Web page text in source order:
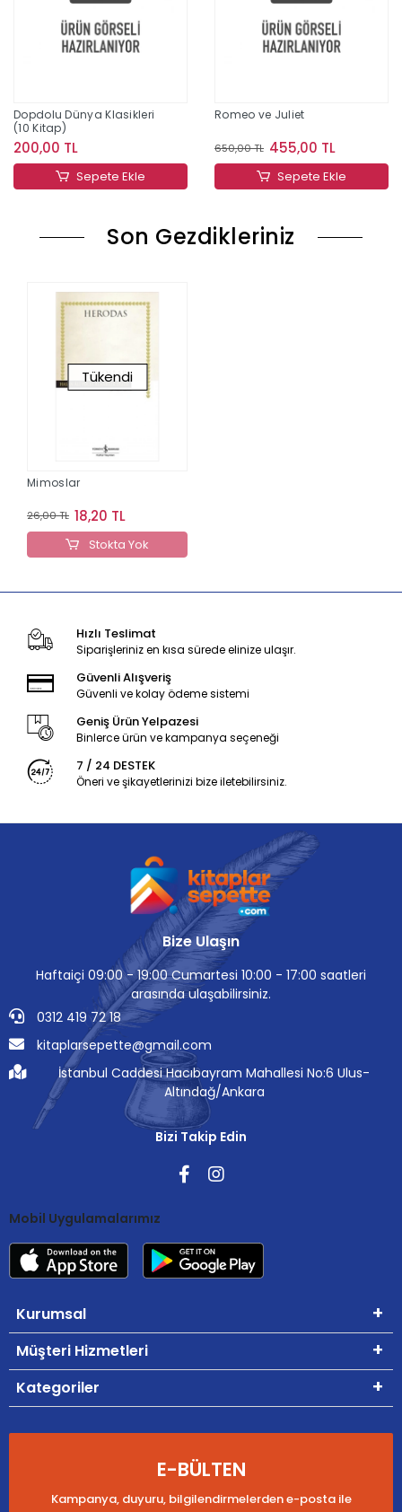
Dopdolu Dünya Klasikleri
(10 Kitap)
200,00 TL
Sepete Ekle
Romeo ve Juliet
650,00 TL 455,00 TL
Sepete Ekle
Son Gezdikleriniz
Tükendi
Mimoslar
26,00 TL 18,20 TL
Stokta Yok
Hızlı Teslimat
Siparişleriniz en kısa sürede elinize ulaşır.
Güvenli Alışveriş
Güvenli ve kolay ödeme sistemi
Geniş Ürün Yelpazesi
Binlerce ürün ve kampanya seçeneği
7 / 24 DESTEK
Öneri ve şikayetlerinizi bize iletebilirsiniz.
Bize Ulaşın
Haftaiçi 09:00 - 19:00 Cumartesi 10:00 - 17:00 saatleri
arasında ulaşabilirsiniz.
0312 419 72 18
kitaplarsepette@gmail.com
İstanbul Caddesi Hacıbayram Mahallesi No:6 Ulus-
Altındağ/Ankara
Bizi Takip Edin
Mobil Uygulamalarımız
Kurumsal
Müşteri Hizmetleri
Kategoriler
E-BÜLTEN
Kampanya, duyuru, bilgilendirmelerden e-posta ile